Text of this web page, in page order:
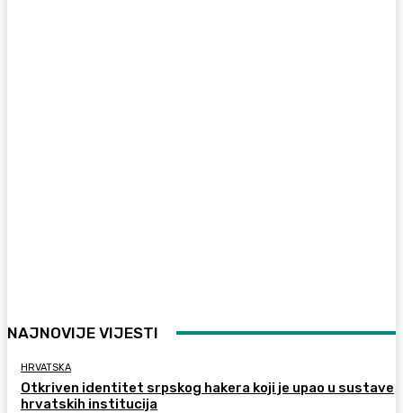
NAJNOVIJE VIJESTI
HRVATSKA
Otkriven identitet srpskog hakera koji je upao u sustave
hrvatskih institucija